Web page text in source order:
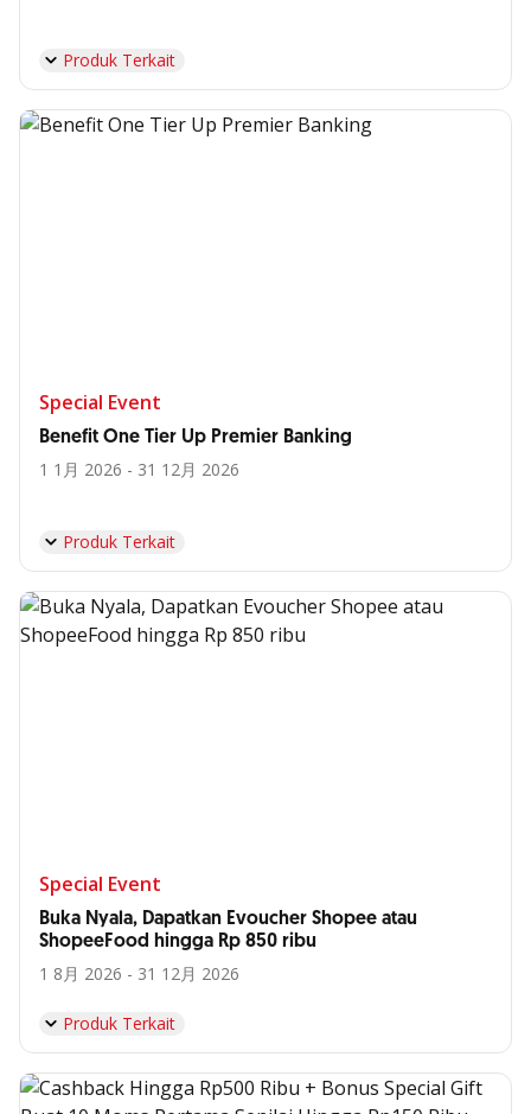
Produk Terkait
Special Event
Benefit One Tier Up Premier Banking
1 1月 2026 - 31 12月 2026
Produk Terkait
Special Event
Buka Nyala, Dapatkan Evoucher Shopee atau
ShopeeFood hingga Rp 850 ribu
1 8月 2026 - 31 12月 2026
Produk Terkait